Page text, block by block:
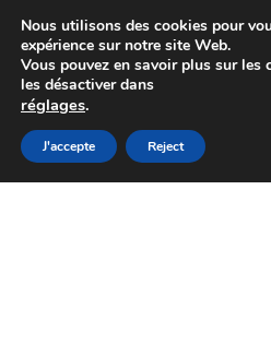
Colissimo livraison à
Du lundi au
Aller
à
Aller
au
Nous utilisons des cookies pour
expérience sur notre site Web.
Vous pouvez en savoir plus sur
les désactiver dans
réglages.
J'accepte Reject